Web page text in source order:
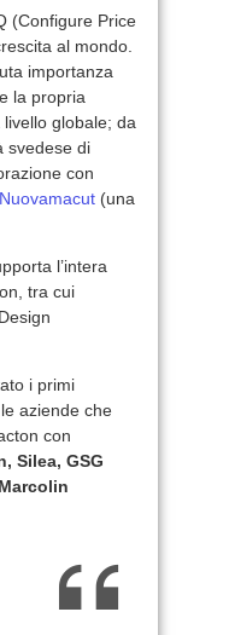
(Configure Price
al mondo.
importanza
la propria
globale; da
svedese di
con
Nuovamacut (una
l’intera
tra cui
i primi
aziende che
con
Silea, GSG